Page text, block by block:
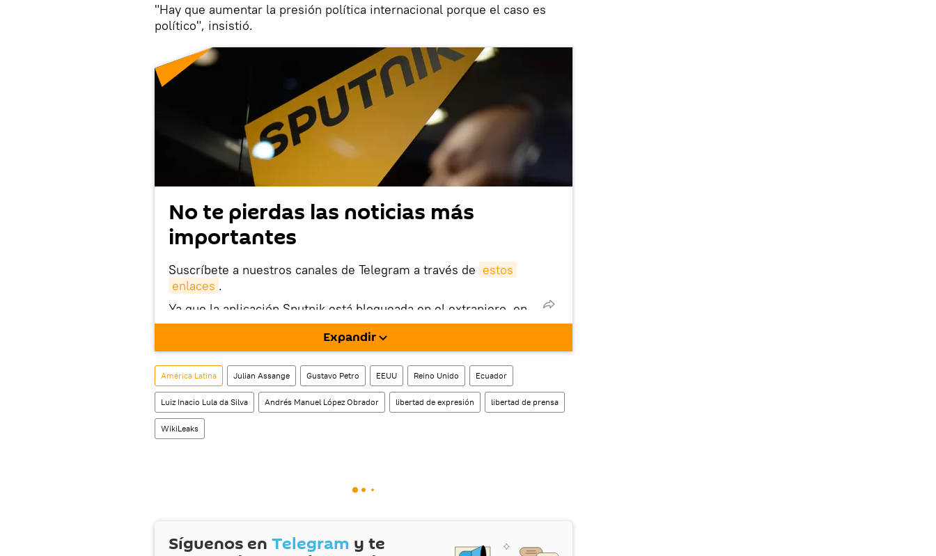
"Hay que aumentar la presión política internacional porque el caso es
político", insistió.
No te pierdas las noticias más
importantes
Suscríbete a nuestros canales de Telegram a través de estos
enlaces .
Ya que la aplicación Sputnik está bloqueada en el extranjero, en
este enlace puedes descargarla e instalarla en tu dispositivo
También tenemos una cuenta en la red social rusa VK .
Expandir
América Latina Julian Assange Gustavo Petro EEUU Reino Unido Ecuador
Luiz Inacio Lula da Silva Andrés Manuel López Obrador libertad de expresión libertad de prensa
WikiLeaks
Síguenos en Telegram y te